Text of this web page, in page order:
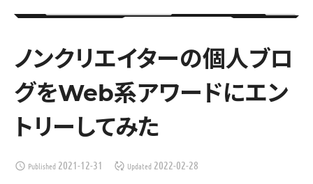
ノンクリエイターの個人ブロ
グをWeb系アワードにエン
トリーしてみた
schedule Published 2021-12-31 published_with_changes Updated 2022-02-28